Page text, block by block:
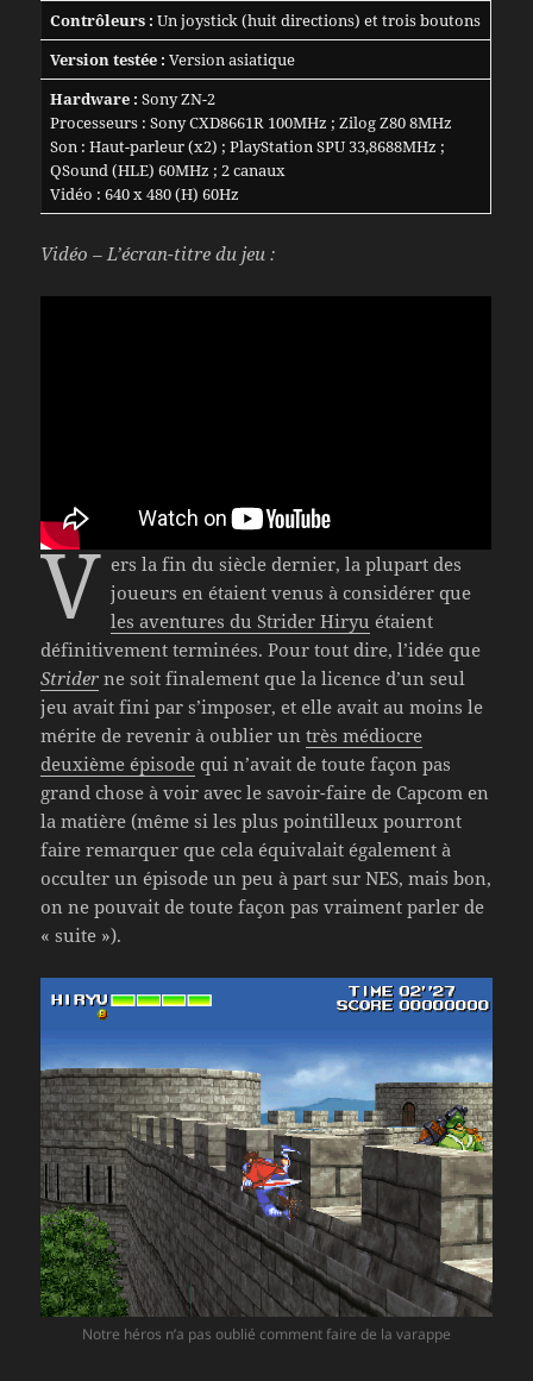
Contrôleurs : Un joystick (huit directions) et trois boutons
Version testée : Version asiatique
Hardware : Sony ZN-2
Processeurs : Sony CXD8661R 100MHz ; Zilog Z80 8MHz
Son : Haut-parleur (x2) ; PlayStation SPU 33,8688MHz ;
QSound (HLE) 60MHz ; 2 canaux
Vidéo : 640 x 480 (H) 60Hz
Vidéo – L’écran-titre du jeu :
V ers la fin du siècle dernier, la plupart des
joueurs en étaient venus à considérer que
les aventures du Strider Hiryu étaient
définitivement terminées. Pour tout dire, l’idée que
Strider ne soit finalement que la licence d’un seul
jeu avait fini par s’imposer, et elle avait au moins le
mérite de revenir à oublier untrès médiocre
deuxième épisode qui n’avait de toute façon pas
grand chose à voir avec le savoir-faire de Capcom en
la matière (même si les plus pointilleux pourront
faire remarquer que cela équivalait également à
occulter un épisode un peu à part sur NES, mais bon,
on ne pouvait de toute façon pas vraiment parler de
« suite »).
Notre héros n’a pas oublié comment faire de la varappe